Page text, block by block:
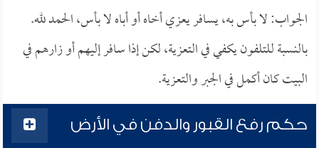
الجواب: لا بأس به، يسافر يعزي أخاه أو أباه لا بأس، الحمد لله.
بالنسبة للتلفون يكفي في التعزية، لكن إذا سافر إليهم أو زارهم في
البيت كان أكمل في الجبر والتعزية.
حكم رفع القبور والدفن في الأرض